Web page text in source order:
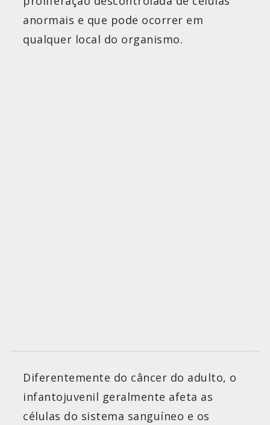
anormais e que pode ocorrer em
qualquer local do organismo.
Diferentemente do câncer do adulto, o
infantojuvenil geralmente afeta as
células do sistema sanguíneo e os